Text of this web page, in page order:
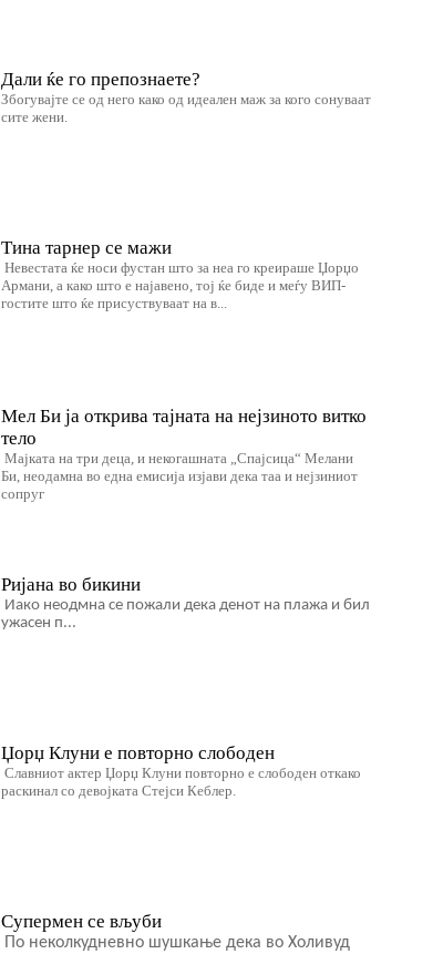
Дали ќе го препознаете?
Збогувајте се од него како од идеален маж за кого сонуваат
сите жени.
Тина тарнер се мажи
Невестата ќе носи фустан што за неа го креираше Џорџо
Армани, а како што е најавено, тој ќе биде и меѓу ВИП-
гостите што ќе присуствуваат на в...
Мел Би ја открива тајната на нејзиното витко
тело
Мајката на три деца, и некогашната „Спајсица“ Мелани
Би, неодамна во една емисија изјави дека таа и нејзиниот
сопруг
Ријана во бикини
Иако неодмна се пожали дека денот на плажа и бил
ужасен п...
Џорџ Клуни е повторно слободен
Славниот актер Џорџ Клуни повторно е слободен откако
раскинал со девојката Стејси Кеблер.
Супермен се вљуби
По неколкудневно шушкање дека во Холивуд